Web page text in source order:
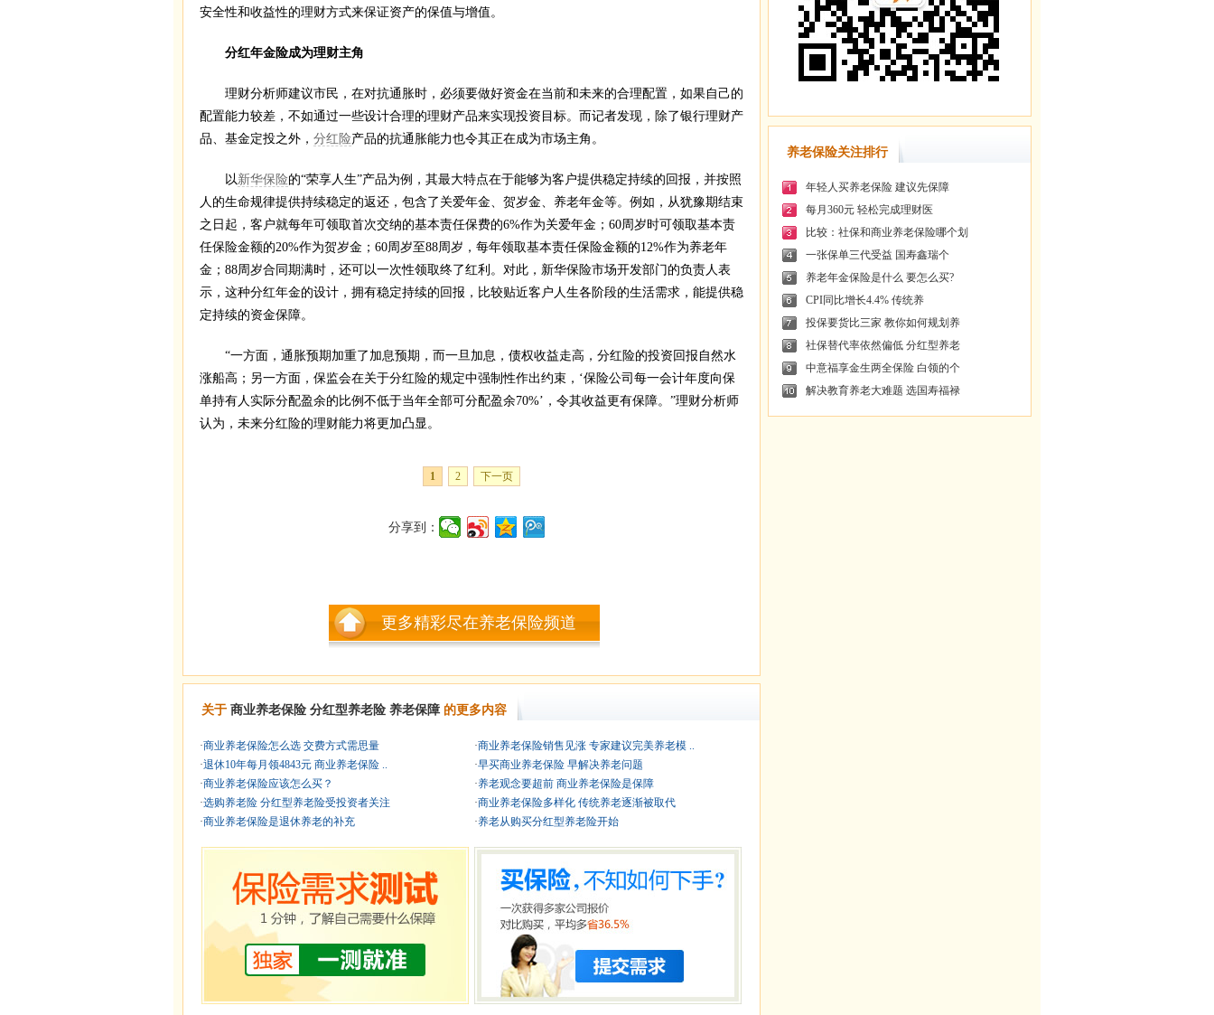
安全性和收益性的理财方式来保证资产的保值与增值。
分红年金险成为理财主角
理财分析师建议市民，在对抗通胀时，必须要做好资金在当前和未来的合理配置，如果自己的
配置能力较差，不如通过一些设计合理的理财产品来实现投资目标。而记者发现，除了银行理财产
品、基金定投之外， 分红险产品的抗通胀能力也令其正在成为市场主角。
以新华保险的“荣享人生”产品为例，其最大特点在于能够为客户提供稳定持续的回报，并按照
人的生命规律提供持续稳定的返还，包含了关爱年金、贺岁金、养老年金等。例如，从犹豫期结束
之日起，客户就每年可领取首次交纳的基本责任保费的6%作为关爱年金；60周岁时可领取基本责
任保险金额的20%作为贺岁金；60周岁至88周岁，每年领取基本责任保险金额的12%作为养老年
金；88周岁合同期满时，还可以一次性领取终了红利。对此，新华保险市场开发部门的负责人表
示，这种分红年金的设计，拥有稳定持续的回报，比较贴近客户人生各阶段的生活需求，能提供稳
定持续的资金保障。
“一方面，通胀预期加重了加息预期，而一旦加息，债权收益走高，分红险的投资回报自然水
涨船高；另一方面，保监会在关于分红险的规定中强制性作出约束，‘保险公司每一会计年度向保
单持有人实际分配盈余的比例不低于当年全部可分配盈余70%’，令其收益更有保障。”理财分析师
认为，未来分红险的理财能力将更加凸显。
1 2 下一页
分享到：
更多精彩尽在养老保险频道
关于 商业养老保险 分红型养老险 养老保障 的更多内容
·商业养老保险怎么选 交费方式需思量
·退休10年每月领4843元 商业养老保险 ..
·商业养老保险应该怎么买？
·选购养老险 分红型养老险受投资者关注
·商业养老保险是退休养老的补充
·商业养老保险销售见涨 专家建议完美养老模 ..
·早买商业养老保险 早解决养老问题
·养老观念要超前 商业养老保险是保障
·商业养老保险多样化 传统养老逐渐被取代
·养老从购买分红型养老险开始
养老保险关注排行
年轻人买养老保险 建议先保障
每月360元 轻松完成理财医
比较：社保和商业养老保险哪个划
一张保单三代受益 国寿鑫瑞个
养老年金保险是什么 要怎么买?
CPI同比增长4.4% 传统养
投保要货比三家 教你如何规划养
社保替代率依然偏低 分红型养老
中意福享金生两全保险 白领的个
解决教育养老大难题 选国寿福禄